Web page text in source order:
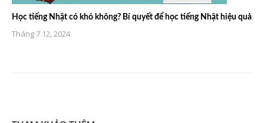
Học tiếng Nhật có khó không? Bí quyết để học tiếng Nhật hiệu quả
Tháng 7 12, 2024